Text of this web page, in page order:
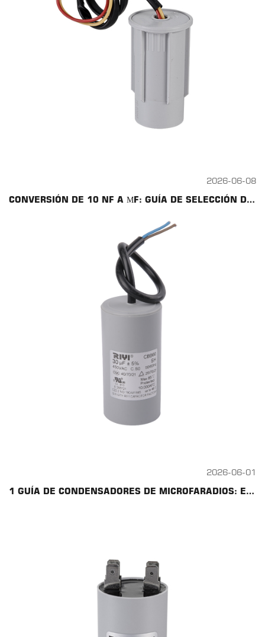
2026-06-08
CONVERSIÓN DE 10 NF A ΜF: GUÍA DE SELECCIÓN DE CONDENSADORES CBB60
2026-06-01
1 GUÍA DE CONDENSADORES DE MICROFARADIOS: ESPECIFICACIONES, USOS Y CONSEJOS DE REEMPLAZO DEL CBB60